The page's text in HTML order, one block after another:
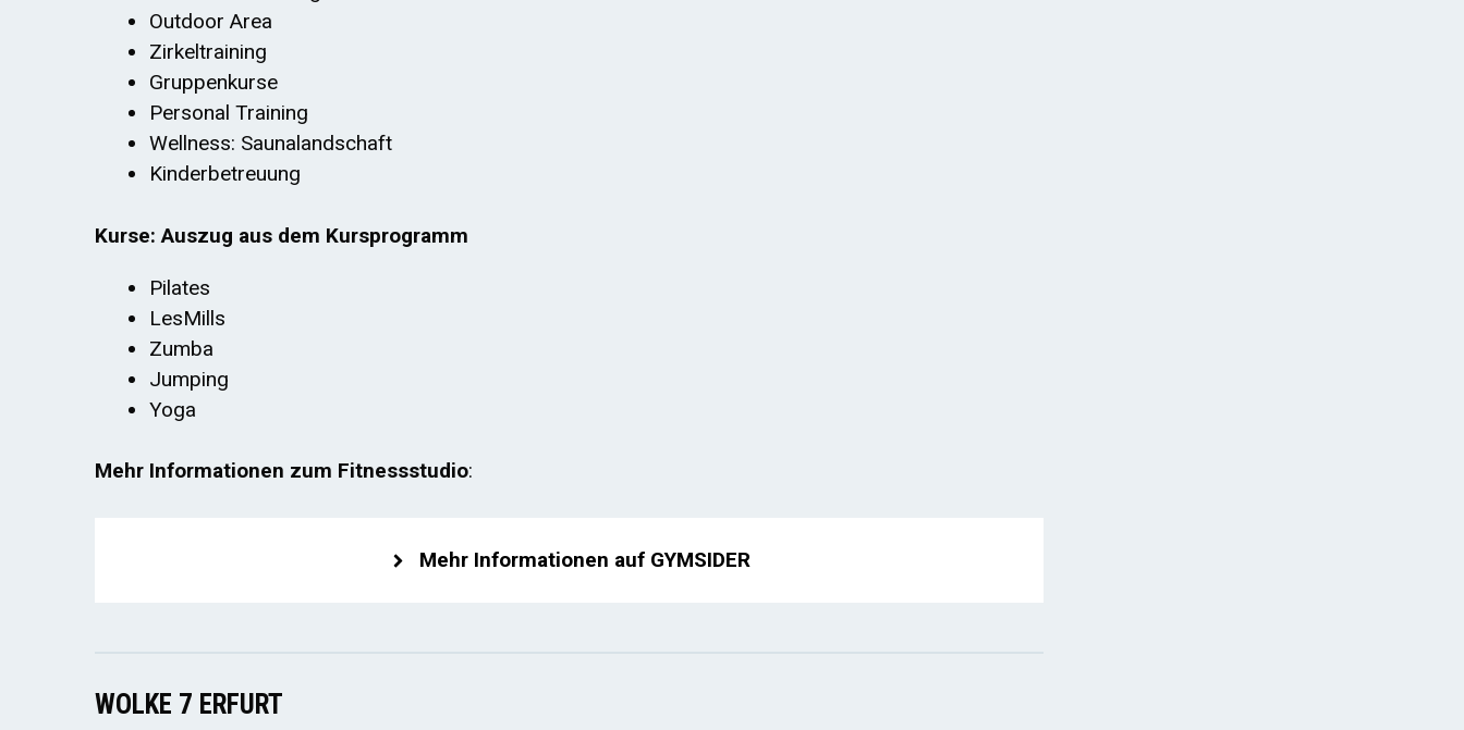
Outdoor Area
Zirkeltraining
Gruppenkurse
Personal Training
Wellness: Saunalandschaft
Kinderbetreuung
Kurse: Auszug aus dem Kursprogramm
Pilates
LesMills
Zumba
Jumping
Yoga
Mehr Informationen zum Fitnessstudio:
Mehr Informationen auf GYMSIDER
WOLKE 7 ERFURT